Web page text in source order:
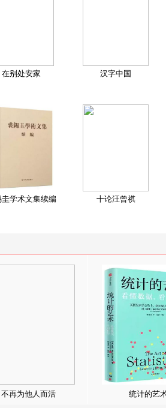
在别处安家 汉字中国
圭学术文集续编 十论汪曾祺
不再为他人而活 统计的艺